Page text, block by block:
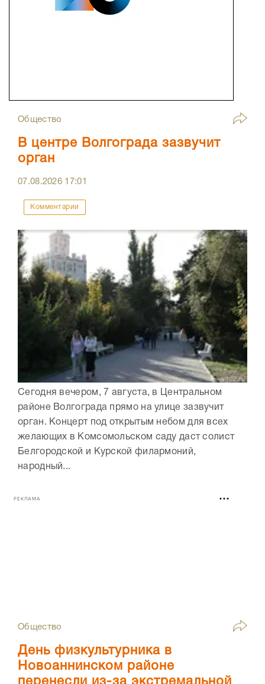
Общество
В центре Волгограда зазвучит
орган
07.08.2026 17:01
Комментарии
Сегодня вечером, 7 августа, в Центральном
районе Волгограда прямо на улице зазвучит
орган. Концерт под открытым небом для всех
желающих в Комсомольском саду даст солист
Белгородской и Курской филармоний,
народный...
РЕКЛАМА
Общество
День физкультурника в
Новоаннинском районе